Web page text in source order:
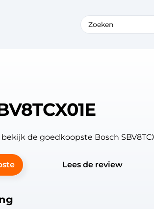
de goedkoopste Bosch
Lees de review